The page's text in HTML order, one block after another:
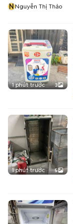
NNguyễn Thị Thảo
1 phút trước 3
1 phút trước 5